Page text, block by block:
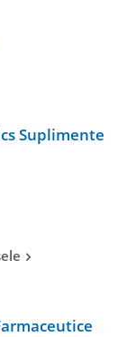
Suplimente